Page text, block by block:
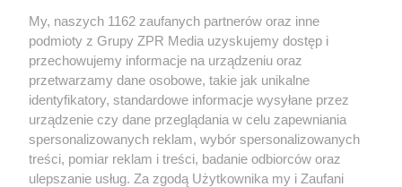
NAJNOWSZE NEWSY:
My, naszych 1162 zaufanych partnerów oraz inne
podmioty z Grupy ZPR Media uzyskujemy dostęp i
przechowujemy informacje na urządzeniu oraz
przetwarzamy dane osobowe, takie jak unikalne
identyfikatory, standardowe informacje wysyłane przez
urządzenie czy dane przeglądania w celu zapewniania
spersonalizowanych reklam, wybór spersonalizowanych
treści, pomiar reklam i treści, badanie odbiorców oraz
ulepszanie usług. Za zgodą Użytkownika my i Zaufani